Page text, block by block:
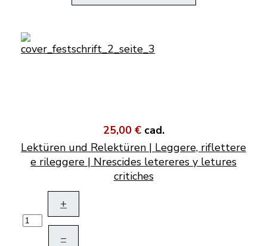
25,00 € cad.
Lektüren und Relektüren | Leggere, riflettere
e rileggere | Nrescides letereres y letures
critiches
+
–